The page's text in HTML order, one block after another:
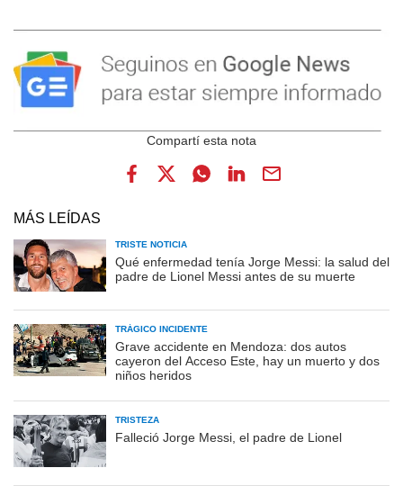
MÁS LEÍDAS
TRISTE NOTICIA
Qué enfermedad tenía Jorge Messi: la salud del
padre de Lionel Messi antes de su muerte
TRÁGICO INCIDENTE
Grave accidente en Mendoza: dos autos
cayeron del Acceso Este, hay un muerto y dos
niños heridos
TRISTEZA
Falleció Jorge Messi, el padre de Lionel